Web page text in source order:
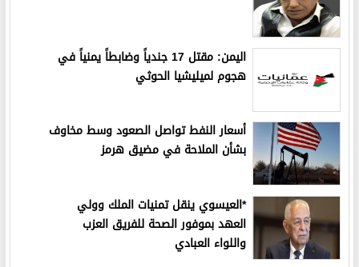
اليمن: مقتل 17 جندياً وضابطاً يمنياً في
هجوم لميليشيا الحوثي
أسعار النفط تواصل الصعود وسط مخاوف
بشأن الملاحة في مضيق هرمز
*العيسوي ينقل تمنيات الملك وولي
العهد بموفور الصحة للفريق العزب
واللواء العبادي